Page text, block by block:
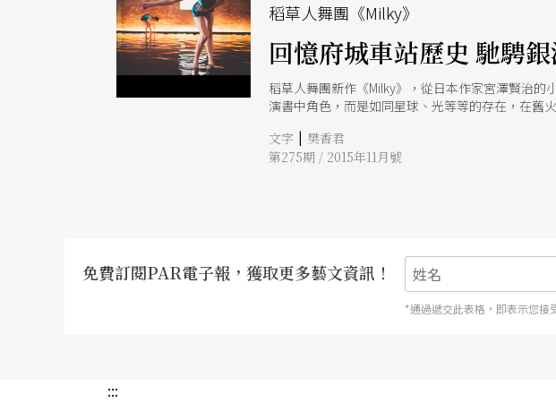
稻草人舞團《Milky》
回憶府城車站歷史 馳騁
稻草人舞團新作《Milky》，從日本作家宮澤賢治
演書中角色，而是如同星球、光等等的存在，在舊
文字 | 樊香君
第275期 / 2015年11月號
免費訂閱PAR電子報，獲取更多藝文資訊！
*通過遞交此表格，即表示您接
:::